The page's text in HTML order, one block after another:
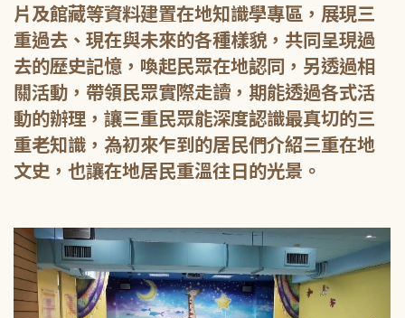
片及館藏等資料建置在地知識學專區，展現三
重過去、現在與未來的各種樣貌，共同呈現過
去的歷史記憶，喚起民眾在地認同，另透過相
關活動，帶領民眾實際走讀，期能透過各式活
動的辦理，讓三重民眾能深度認識最真切的三
重老知識，為初來乍到的居民們介紹三重在地
文史，也讓在地居民重溫往日的光景。